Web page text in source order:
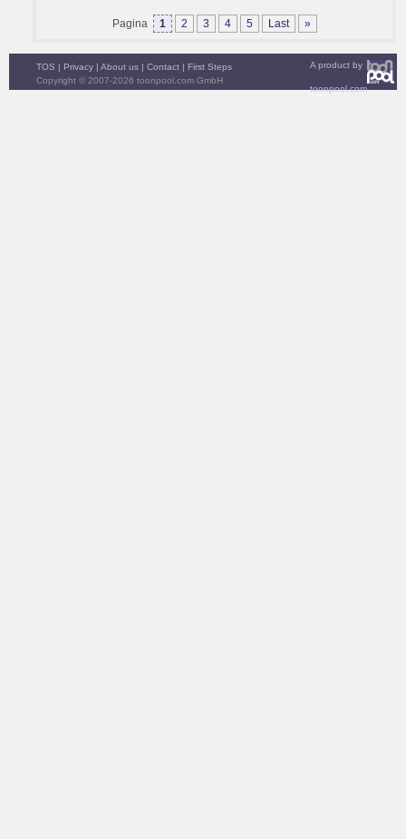
Pagina 1 2 3 4 5 Last »
A product by
toonpool.com
TOS | Privacy | About us | Contact | First Steps
Copyright © 2007-2026 toonpool.com GmbH